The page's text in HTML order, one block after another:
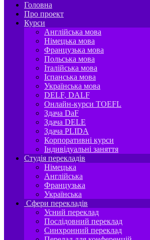
Головна
Про проект
Курси
Англійська мова
Німецька мова
Французька мова
Польська мова
Італійська мова
Іспанська мова
Українська мова
DELF, DALF
Онлайн-курси TOEFL
Здача DaF
Здача DELE
Здача PLIDA
Корпоративні курси
Індивідуальні заняття
Студія перекладів
Німецька
Англійська
Французька
Українська
Сфери перекладів
Усний переклад
Послідовний переклад
Синхронний переклад